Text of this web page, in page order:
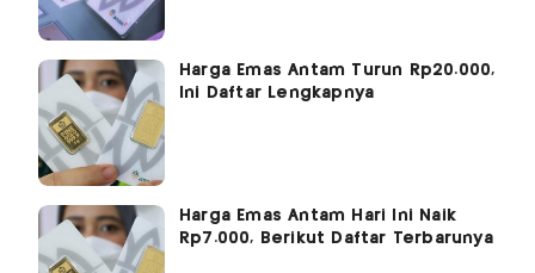
Harga Emas Antam Turun Rp20.000,
Ini Daftar Lengkapnya
Harga Emas Antam Hari Ini Naik
Rp7.000, Berikut Daftar Terbarunya